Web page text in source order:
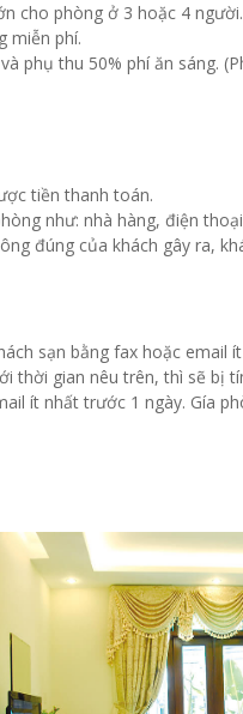
cho phòng ở 3 hoặc 4 người.
miễn phí.
phụ thu 50% phí ăn sáng.
tiền thanh toán.
như: nhà hàng, điện
đúng của khách gây ra,
sạn bằng fax hoặc email
gian nêu trên, thì sẽ bị
ít nhất trước 1 ngày. Gía